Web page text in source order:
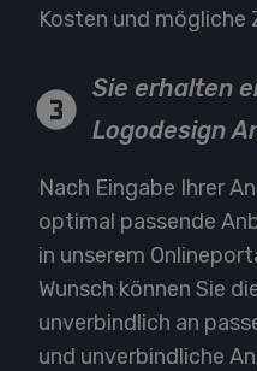
Kosten und mögliche
Sie erhalten
Logodesign
Nach Eingabe Ihrer
optimal passende
in unserem
Wunsch können Sie
unverbindlich an
und unverbindliche